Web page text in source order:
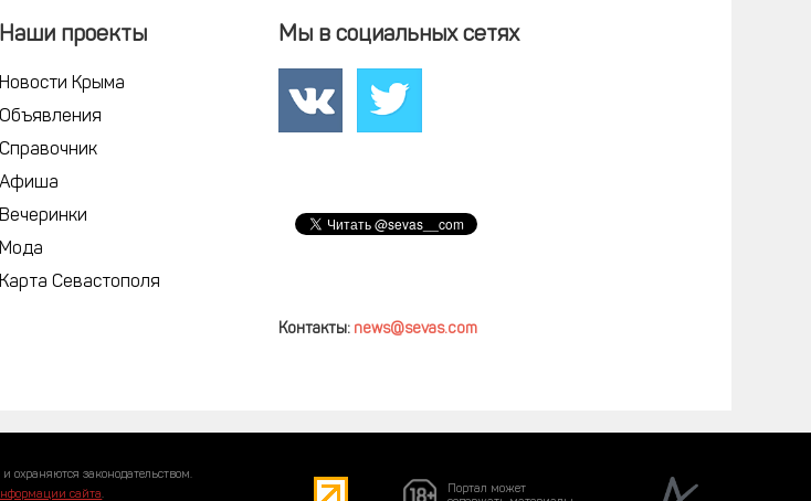
Наши проекты
Новости Крыма
Объявления
Справочник
Афиша
Вечеринки
Мода
Карта Севастополя
Мы в социальных сетях
Контакты: news@sevas.com
законодательством.
сайта.
Портал может